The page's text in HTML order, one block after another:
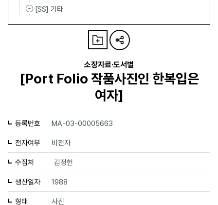
[SS] 기타
소장자료·도서별
[Port Folio 작품사진인 한복입은
여자]
등록번호 MA-03-00005663
전자여부 비전자
수집처 김정헌
생산일자 1988
형태 사진